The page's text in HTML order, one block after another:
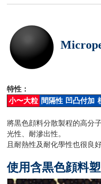
特性：
小〜大粒 間隔性 凹凸付加
將黒色顔料分散製程的高分
光性、耐滲出性。
且耐熱性及耐化學性也很良
使用含黒色顔料